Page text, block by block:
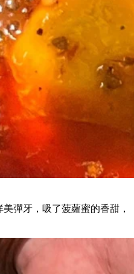
彈牙，吸了菠蘿蜜的香甜，